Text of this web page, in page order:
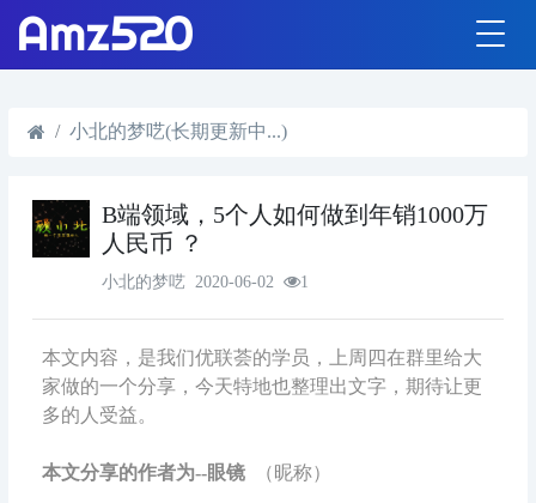
小北的梦呓(长期更新中...)
B端领域，5个人如何做到年销1000万
人民币 ？
小北的梦呓 2020-06-02 1
本文内容，是我们优联荟的学员，上周四在群里给大
家做的一个分享，今天特地也整理出文字，期待让更
多的人受益。
本文分享的作者为--眼镜 （昵称）